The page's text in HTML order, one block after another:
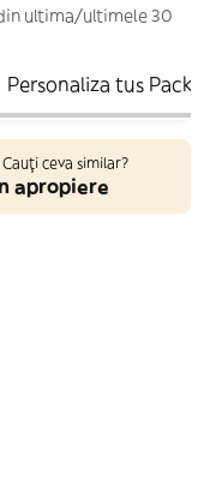
ultima/ultimele 30
Personaliza tus Packs
ceva similar?
apropiere